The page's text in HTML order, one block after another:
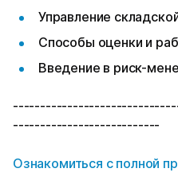
Управление
Способы оценки и
Введение в риск-
---------------------------
Ознакомиться с полной